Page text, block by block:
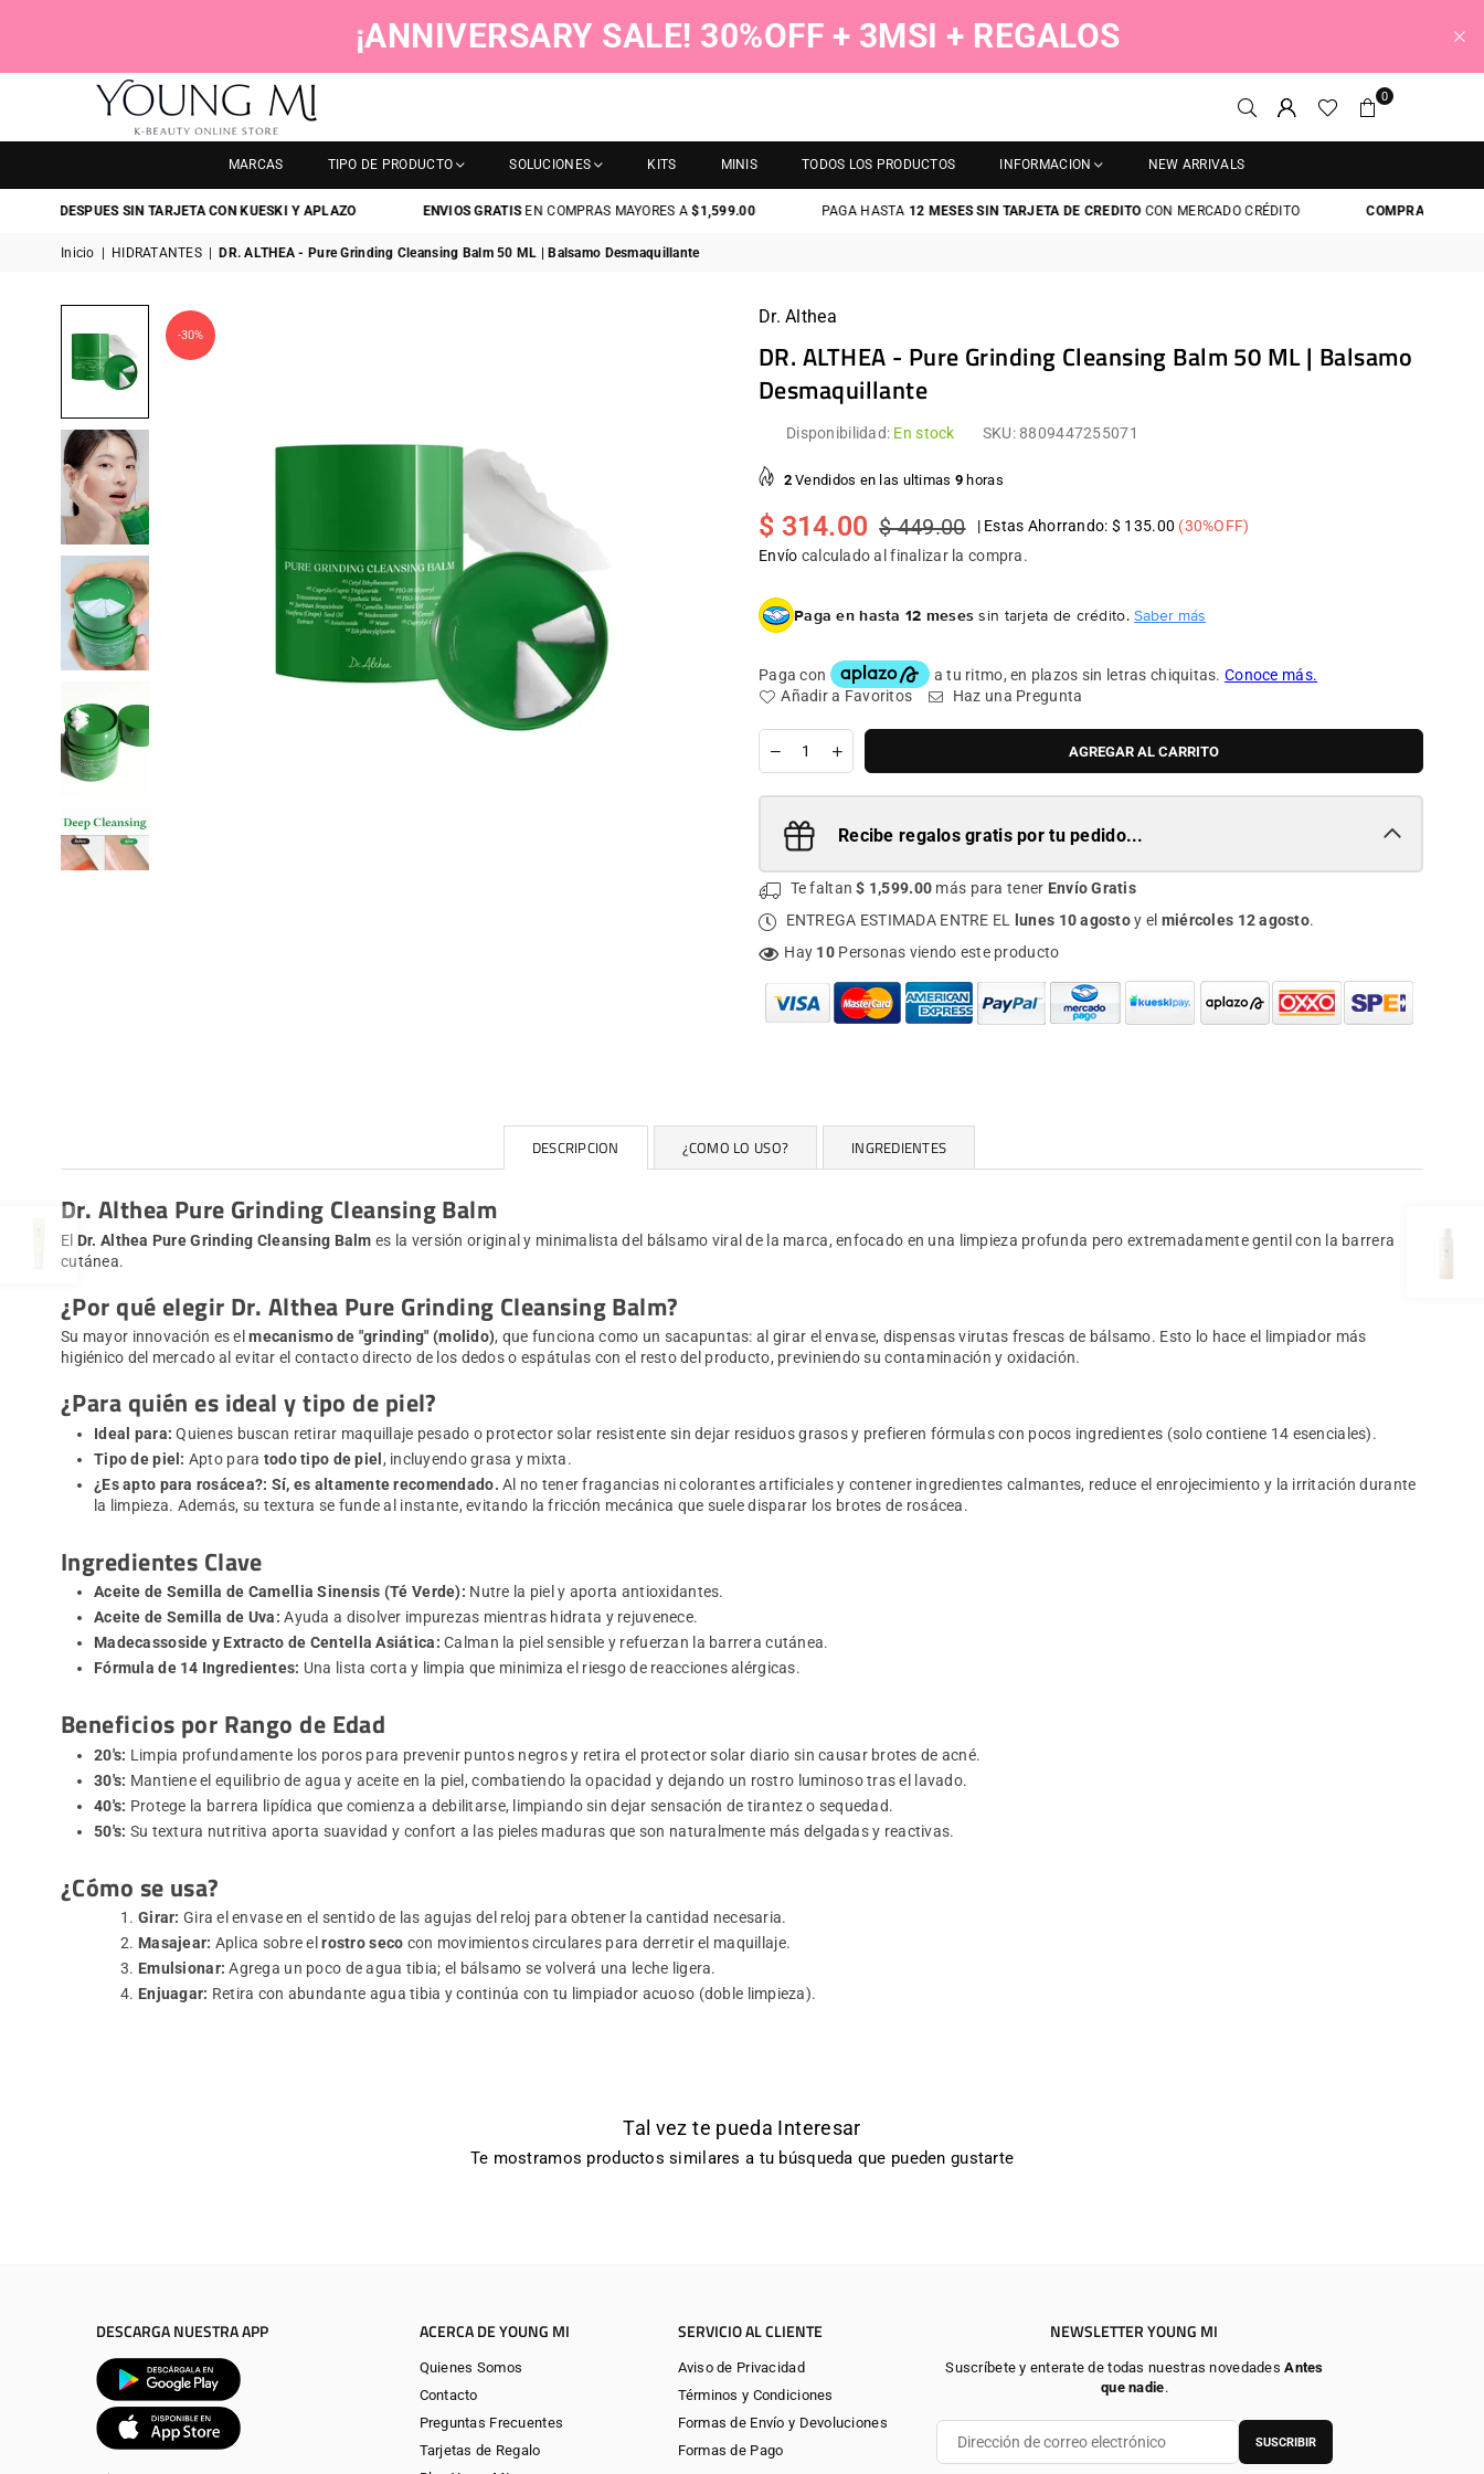
¡ANNIVERSARY SALE! 30%OFF + 3MSI + REGALOS
0
MARCAS TIPO DE PRODUCTO SOLUCIONES KITS MINIS TODOS LOS PRODUCTOS INFORMACION NEW ARRIVALS
DESPUES SIN TARJETA CON KUESKI Y APLAZO ENVIOS GRATISEN COMPRAS MAYORES A$1,599.00 PAGA HASTA12 MESES SIN TARJETA DE CREDITOCON MERCADO CRÉDITO COMPRA AHORA Y
Inicio HIDRATANTES DR. ALTHEA - Pure Grinding Cleansing Balm 50 ML | Balsamo Desmaquillante
-30%
Dr. Althea
DR. ALTHEA - Pure Grinding Cleansing Balm 50 ML | Balsamo
Desmaquillante
Disponibilidad: En stock SKU:8809447255071
2Vendidos en las ultimas 9 horas
Precio
habitual
$ 314.00 $ 449.00 | Estas Ahorrando: $ 135.00 (30%OFF)
Envío calculado al finalizar la compra.
Paga en hasta 12 meses sin tarjeta de crédito.Saber más
Añadir a Favoritos Haz una Pregunta
Cantidad
AGREGAR AL CARRITO
Recibe regalos gratis por tu pedido...
Te faltan$ 1,599.00 más para tener Envío Gratis
ENTREGA ESTIMADA ENTRE EL
lunes 10 agostoy el miércoles 12 agosto.
Hay 10Personas viendo este producto
DESCRIPCION ¿COMO LO USO? INGREDIENTES
Dr. Althea Pure Grinding Cleansing Balm
El Dr. Althea Pure Grinding Cleansing Balm es la versión original y minimalista del bálsamo viral de la marca, enfocado en una limpieza profunda pero extremadamente gentil con la barrera
cutánea.
¿Por qué elegir Dr. Althea Pure Grinding Cleansing Balm?
Su mayor innovación es elmecanismo de "grinding" (molido), que funciona como un sacapuntas: al girar el envase, dispensas virutas frescas de bálsamo. Esto lo hace el limpiador más
higiénico del mercado al evitar el contacto directo de los dedos o espátulas con el resto del producto, previniendo su contaminación y oxidación.
¿Para quién es ideal y tipo de piel?
Ideal para: Quienes buscan retirar maquillaje pesado o protector solar resistente sin dejar residuos grasos y prefieren fórmulas con pocos ingredientes (solo contiene 14 esenciales).
Tipo de piel: Apto para todo tipo de piel, incluyendo grasa y mixta.
¿Es apto para rosácea?: Sí, es altamente recomendado. Al no tener fragancias ni colorantes artificiales y contener ingredientes calmantes, reduce el enrojecimiento y la irritación durante
la limpieza. Además, su textura se funde al instante, evitando la fricción mecánica que suele disparar los brotes de rosácea.
Ingredientes Clave
Aceite de Semilla de Camellia Sinensis (Té Verde): Nutre la piel y aporta antioxidantes.
Aceite de Semilla de Uva: Ayuda a disolver impurezas mientras hidrata y rejuvenece.
Madecassoside y Extracto de Centella Asiática: Calman la piel sensible y refuerzan la barrera cutánea.
Fórmula de 14 Ingredientes: Una lista corta y limpia que minimiza el riesgo de reacciones alérgicas.
Beneficios por Rango de Edad
20's: Limpia profundamente los poros para prevenir puntos negros y retira el protector solar diario sin causar brotes de acné.
30's: Mantiene el equilibrio de agua y aceite en la piel, combatiendo la opacidad y dejando un rostro luminoso tras el lavado.
40's: Protege la barrera lipídica que comienza a debilitarse, limpiando sin dejar sensación de tirantez o sequedad.
50's: Su textura nutritiva aporta suavidad y confort a las pieles maduras que son naturalmente más delgadas y reactivas.
¿Cómo se usa?
Girar: Gira el envase en el sentido de las agujas del reloj para obtener la cantidad necesaria.
Masajear: Aplica sobre elrostro seco con movimientos circulares para derretir el maquillaje.
Emulsionar: Agrega un poco de agua tibia; el bálsamo se volverá una leche ligera.
Enjuagar: Retira con abundante agua tibia y continúa con tu limpiador acuoso (doble limpieza).
Tal vez te pueda Interesar
Te mostramos productos similares a tu búsqueda que pueden gustarte
DESCARGA NUESTRA APP ACERCA DE YOUNG MI
Quienes Somos
Contacto
Preguntas Frecuentes
Tarjetas de Regalo
SERVICIO AL CLIENTE
Aviso de Privacidad
Términos y Condiciones
Formas de Envío y Devoluciones
Formas de Pago
NEWSLETTER YOUNG MI
Suscríbete y enterate de todas nuestras novedadesAntes
que nadie.
SUSCRIBIR